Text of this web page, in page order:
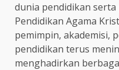
dunia pendidikan
Pendidikan Agama
pemimpin, akademisi,
pendidikan terus
menghadirkan